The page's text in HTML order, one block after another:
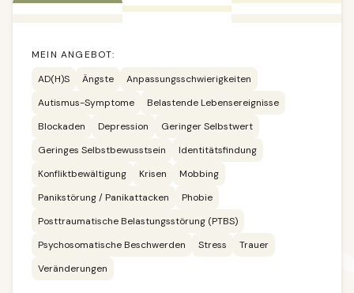
MEIN ANGEBOT:
AD(H)S
Ängste
Anpassungsschwierigkeiten
Autismus-Symptome
Belastende Lebensereignisse
Blockaden
Depression
Geringer Selbstwert
Geringes Selbstbewusstsein
Identitätsfindung
Konfliktbewältigung
Krisen
Mobbing
Panikstörung / Panikattacken
Phobie
Posttraumatische Belastungsstörung (PTBS)
Psychosomatische Beschwerden
Stress
Trauer
Veränderungen